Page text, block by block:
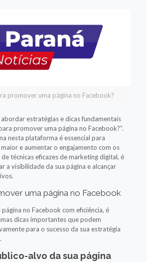
promover uma página no Facebook?
estratégias e dicas fundamentais
promover uma página no Facebook?”.
nesta plataforma é essencial para
e aumentar o engajamento com os
técnicas eficazes de marketing digital, é
a visibilidade da sua página e alcançar
uma página no Facebook
no Facebook com eficiência, é
dicas importantes que podem
para o sucesso da sua estratégia
alvo da sua página